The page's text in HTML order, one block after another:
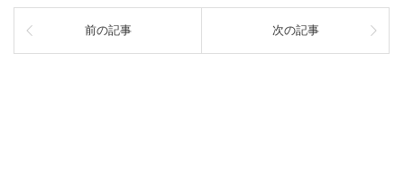
前の記事 次の記事